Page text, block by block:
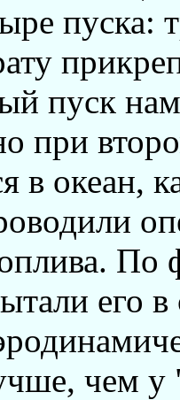
пуска:
пуск
при
в океан,
По
его
чем у